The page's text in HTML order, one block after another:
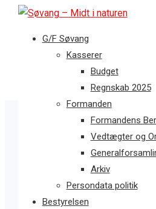
G/F Søvang
Kasserer
Budget
Regnskab 2025
Formanden
Formandens
Vedtægter og
Arkiv
Persondata politik
Bestyrelsen